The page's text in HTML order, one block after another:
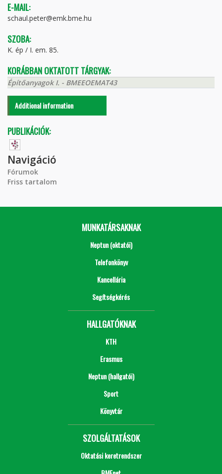
E-MAIL:
schaul.peter@emk.bme.hu
SZOBA:
K. ép / I. em. 85.
KORÁBBAN OKTATOTT TÁRGYAK:
Építőanyagok I. - BMEEOEMAT43
Additional information
PUBLIKÁCIÓK:
Navigáció
Fórumok
Friss tartalom
MUNKATÁRSAKNAK
Neptun (oktatói)
Telefonkönyv
Kancellária
Segítségkérés
HALLGATÓKNAK
KTH
Erasmus
Neptun (hallgatói)
Sport
Könyvtár
SZOLGÁLTATÁSOK
Oktatási keretrendszer